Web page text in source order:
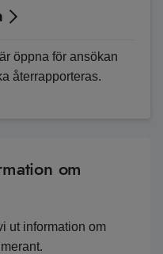
öppna för ansökan
återrapporteras.
om
ut information om